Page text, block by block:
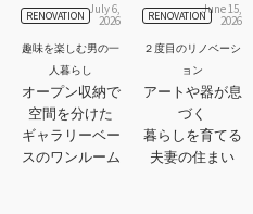
RENOVATION July 6,
2026
趣味を楽しむ男の一
人暮らし
オープン収納で
空間を分けた
ギャラリーベー
スのワンルーム
RENOVATIONJune 15,
2026
２度目のリノベーシ
ョン
アートや器が息
づく
暮らしを育てる
夫妻の住まい